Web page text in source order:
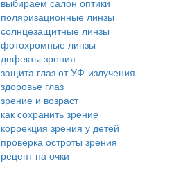
выбираем салон оптики
поляризационные линзы
солнцезащитные линзы
фотохромные линзы
дефекты зрения
защита глаз от УФ-излучения
здоровье глаз
зрение и возраст
как сохранить зрение
коррекция зрения у детей
проверка остроты зрения
рецепт на очки